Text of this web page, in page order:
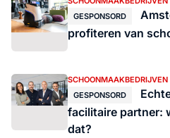
GESPONSORD
profiteren van
SCHOONMAAKBEDRIJVEN
GESPONSORD
facilitaire partner:
dat?